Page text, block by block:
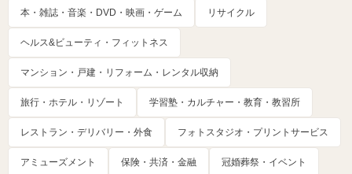
本・雑誌・音楽・DVD・映画・ゲーム リサイクル
ヘルス&ビューティ・フィットネス
マンション・戸建・リフォーム・レンタル収納
旅行・ホテル・リゾート 学習塾・カルチャー・教育・教習所
レストラン・デリバリー・外食 フォトスタジオ・プリントサービス
アミューズメント 保険・共済・金融 冠婚葬祭・イベント